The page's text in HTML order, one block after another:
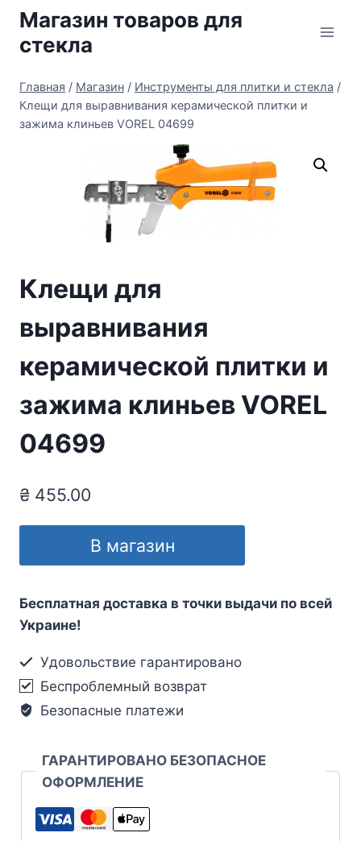
Перейти
содержимому
Магазин товаров для
стекла
Главная / Магазин / Инструменты для плитки и стекла /
Клещи для выравнивания керамической плитки и
зажима клиньев VOREL 04699
Клещи для
выравнивания
керамической плитки и
зажима клиньев VOREL
04699
₴ 455.00
В магазин
Бесплатная доставка в точки выдачи по всей
Украине!
Удовольствие гарантировано
Беспроблемный возврат
Безопасные платежи
ГАРАНТИРОВАНО БЕЗОПАСНОЕ
ОФОРМЛЕНИЕ